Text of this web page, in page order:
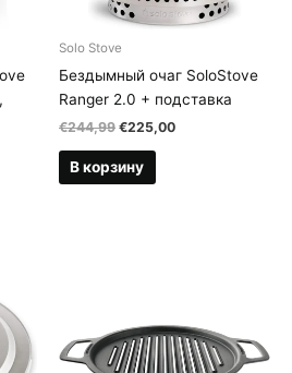
Solo Stove
Бездымный очаг SoloStove
Ranger 2.0 + подставка
€244,99 Первоначальная
составляла
€244,99.
€225,00Текущая
В корзину